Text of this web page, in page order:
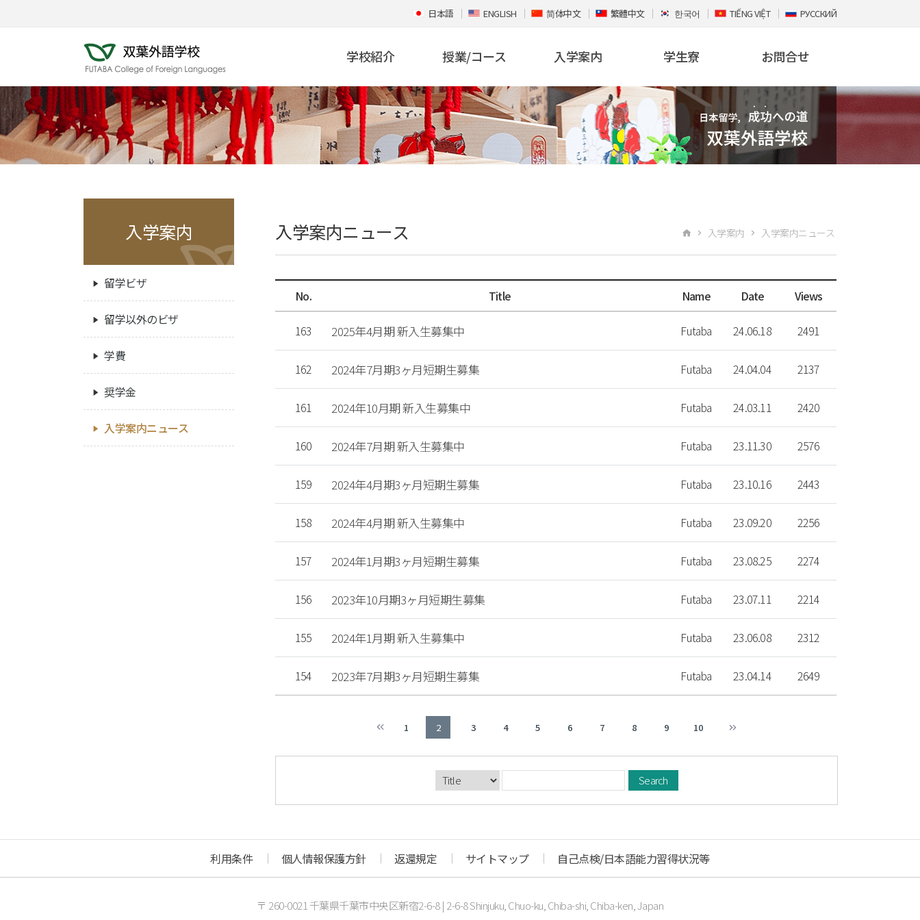
日本語 ENGLISH 简体中文 繁體中文 한국어 TIẾNG VIỆT РУССКИЙ
学校紹介 授業/コース 入学案内 学生寮 お問合せ
入学案内
留学ビザ
留学以外のビザ
学費
奨学金
入学案内ニュース
入学案内ニュース 入学案内 入学案内ニュース
No. Title Name Date Views
163 2025年4月期 新入生募集中 Futaba 24.06.18 2491
162 2024年7月期3ヶ月短期生募集 Futaba 24.04.04 2137
161 2024年10月期 新入生募集中 Futaba 24.03.11 2420
160 2024年7月期 新入生募集中 Futaba 23.11.30 2576
159 2024年4月期3ヶ月短期生募集 Futaba 23.10.16 2443
158 2024年4月期 新入生募集中 Futaba 23.09.20 2256
157 2024年1月期3ヶ月短期生募集 Futaba 23.08.25 2274
156 2023年10月期3ヶ月短期生募集 Futaba 23.07.11 2214
155 2024年1月期 新入生募集中 Futaba 23.06.08 2312
154 2023年7月期3ヶ月短期生募集 Futaba 23.04.14 2649
1 2 3 4 5 6 7 8 9 10
利用条件 個人情報保護方針 返還規定 サイトマップ 自己点検/日本語能力習得状況等
〒 260-0021 千葉県千葉市中央区新宿2-6-8 | 2-6-8 Shinjuku, Chuo-ku, Chiba-shi, Chiba-ken, Japan